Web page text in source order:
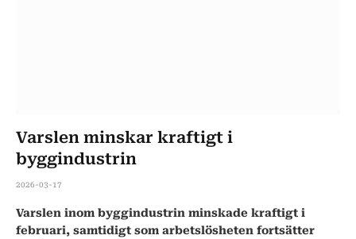
Varslen minskar kraftigt i
byggindustrin
2026-03-17
Varslen inom byggindustrin minskade kraftigt i
februari, samtidigt som arbetslösheten fortsätter